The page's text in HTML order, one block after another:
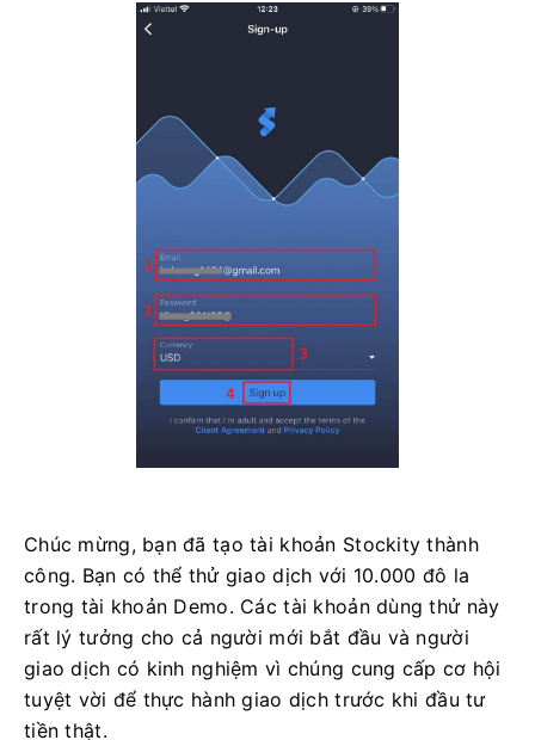
Chúc mừng, bạn đã tạo tài khoản Stockity thành
công. Bạn có thể thử giao dịch với 10.000 đô la
trong tài khoản Demo. Các tài khoản dùng thử này
rất lý tưởng cho cả người mới bắt đầu và người
giao dịch có kinh nghiệm vì chúng cung cấp cơ hội
tuyệt vời để thực hành giao dịch trước khi đầu tư
tiền thật.